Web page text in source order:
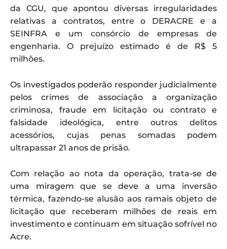
da CGU, que apontou diversas irregularidades
relativas a contratos, entre o DERACRE e a
SEINFRA e um consórcio de empresas de
engenharia. O prejuízo estimado é de R$ 5
milhões.
Os investigados poderão responder judicialmente
pelos crimes de associação a organização
criminosa, fraude em licitação ou contrato e
falsidade ideológica, entre outros delitos
acessórios, cujas penas somadas podem
ultrapassar 21 anos de prisão.
Com relação ao nota da operação, trata-se de
uma miragem que se deve a uma inversão
térmica, fazendo-se alusão aos ramais objeto de
licitação que receberam milhões de reais em
investimento e continuam em situação sofrível no
Acre.